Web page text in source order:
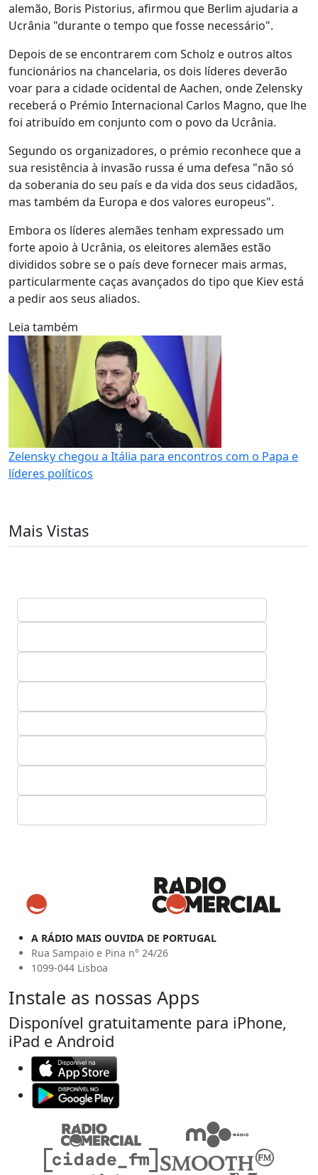
alemão, Boris Pistorius, afirmou que Berlim ajudaria a
Ucrânia "durante o tempo que fosse necessário".
Depois de se encontrarem com Scholz e outros altos
funcionários na chancelaria, os dois líderes deverão
voar para a cidade ocidental de Aachen, onde Zelensky
receberá o Prémio Internacional Carlos Magno, que lhe
foi atribuído em conjunto com o povo da Ucrânia.
Segundo os organizadores, o prémio reconhece que a
sua resistência à invasão russa é uma defesa "não só
da soberania do seu país e da vida dos seus cidadãos,
mas também da Europa e dos valores europeus".
Embora os líderes alemães tenham expressado um
forte apoio à Ucrânia, os eleitores alemães estão
divididos sobre se o país deve fornecer mais armas,
particularmente caças avançados do tipo que Kiev está
a pedir aos seus aliados.
Leia também
Zelensky chegou a Itália para encontros com o Papa e
líderes políticos
Mais Vistas
A RÁDIO MAIS OUVIDA DE PORTUGAL
Rua Sampaio e Pina n° 24/26
1099-044 Lisboa
Instale as nossas Apps
Disponível gratuitamente para iPhone,
iPad e Android